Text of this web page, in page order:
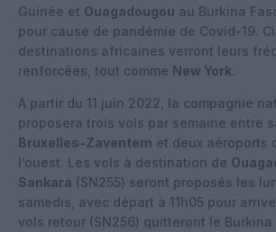
Guinée et Ouagadougou au Burkina
pour cause de pandémie de Covid-19.
destinations africaines verront leurs
renforcées, tout comme New York.
A partir du 11 juin 2022, la compagnie
proposera trois vols par semaine entre
Bruxelles-Zaventem et deux aéroports
l’ouest. Les vols à destination de
Sankara (SN255) seront proposés les
samedis, avec départ à 11h05 pour
vols retour (SN256) quitteront le Burkina